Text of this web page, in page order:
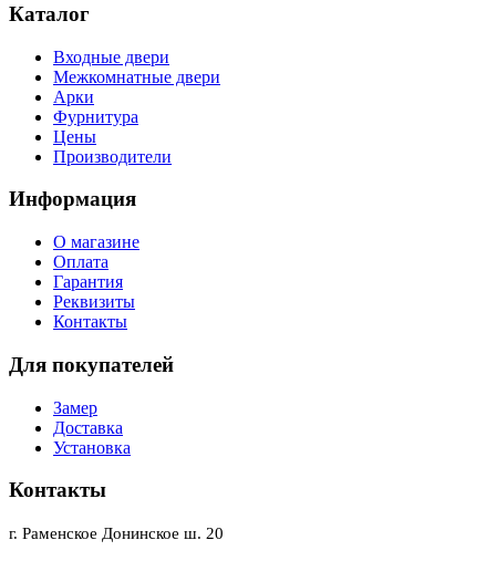
Каталог
Входные двери
Межкомнатные двери
Арки
Фурнитура
Цены
Производители
Информация
О магазине
Оплата
Гарантия
Реквизиты
Контакты
Для покупателей
Замер
Доставка
Установка
Контакты
г. Раменское Донинское ш. 20